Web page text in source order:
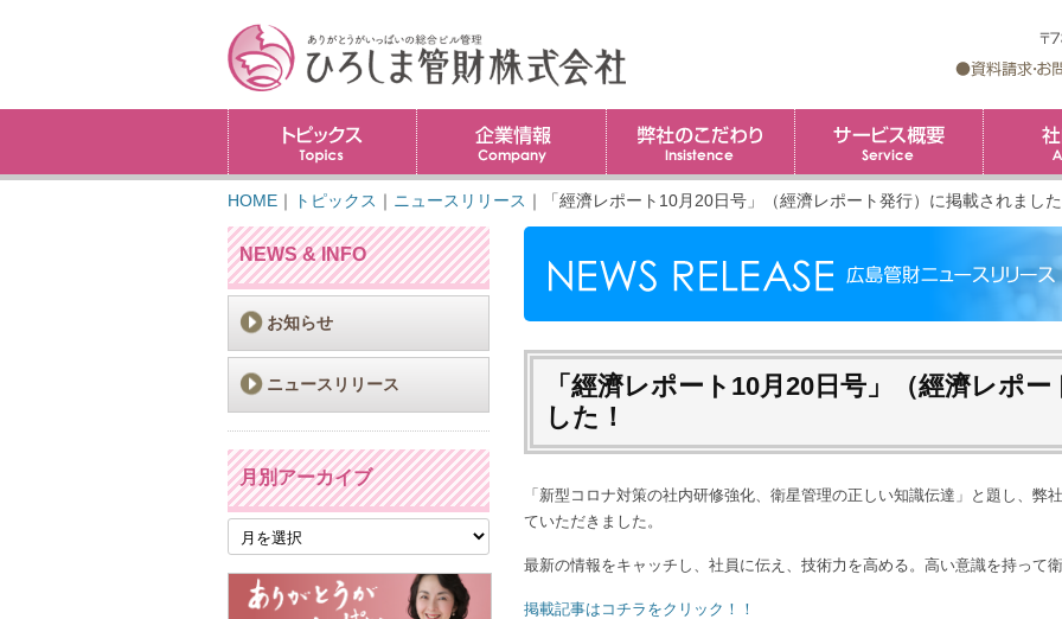
ツ
へ
プ
企業情報
HOME ｜ トピックス ｜ ニュースリリース ｜
「經濟レポート10月20日号」（經濟レポート発行）に掲載されました
「經濟レポート10月20日号」（經濟レポ
した！
「新型コロナ対策の社内研修強化、衛星管理の正しい知識伝達」と題し、弊
ていただきました。
最新の情報をキャッチし、社員に伝え、技術力を高める。高い意識を持って
掲載記事はコチラをクリック！！
NEWS & INFO
お知らせ
ニュースリリース
月別アーカイブ
月
別
ア
ー